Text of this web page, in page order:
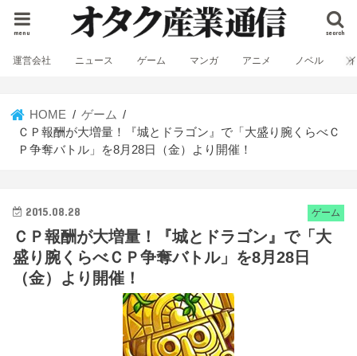
search
menu
運営会社 ニュース ゲーム マンガ アニメ ノベル
HOME
ゲーム
ＣＰ報酬が大増量！『城とドラゴン』で「大盛り腕くらべＣ
Ｐ争奪バトル」を8月28日（金）より開催！
ゲーム
2015.08.28
ＣＰ報酬が大増量！『城とドラゴン』で「大
盛り腕くらべＣＰ争奪バトル」を8月28日
（金）より開催！